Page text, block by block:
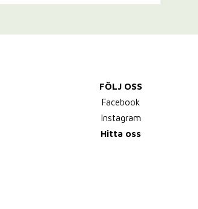
FÖLJ OSS
Facebook
Instagram
Hitta oss